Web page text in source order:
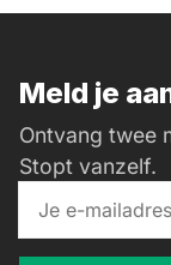
Meld je
Ontvang twee
Stopt vanzelf.